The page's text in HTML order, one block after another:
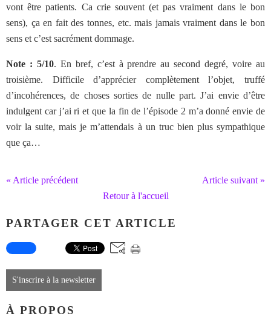
vont être patients. Ca crie souvent (et pas vraiment dans le bon
sens), ça en fait des tonnes, etc. mais jamais vraiment dans le bon
sens et c’est sacrément dommage.
Note : 5/10. En bref, c’est à prendre au second degré, voire au
troisième. Difficile d’apprécier complètement l’objet, truffé
d’incohérences, de choses sorties de nulle part. J’ai envie d’être
indulgent car j’ai ri et que la fin de l’épisode 2 m’a donné envie de
voir la suite, mais je m’attendais à un truc bien plus sympathique
que ça…
« Article précédent
Article suivant »
Retour à l'accueil
PARTAGER CET ARTICLE
S'inscrire à la newsletter
À PROPOS